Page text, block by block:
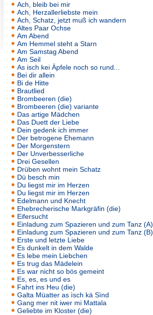
Ach, bleib bei mir
Ach, Herzallerliebste mein
Ach, Schatz, jetzt muß ich wandern
Altes Paar Ochse
Am Abend
Am Hemmel steht a Starn
Am Samstag Abend
Am Seil
As isch kei Äpfele noch so rund...
Bei dir allein
Bi de Hitte
Brautlied
Brombeeren (die)
Brombeeren (die) variante
Das artige Mädchen
Das Duett der Liebe
Dein gedenk ich immer
Der betrogene Ehemann
Der Morgenstern
Der Unverbesserliche
Drei Gesellen
Drüben wohnt mein Schatz
Dü besch min
Du liegst mir im Herzen
Du liegst mir im Herzen
Edelmann und Knecht
Ehebrecherische Markgräfin (die)
Eifersucht
Einladung zum Spazieren und zum Tanz (A)
Einladung zum Spazieren und zum Tanz (B)
Erste und letzte Liebe
Es dunkelt in dem Walde
Es lebe mein Liebchen
Es trug das Mädelein
Es war nicht so bös gemeint
Es, es, es und es
Fahrt ins Heu (die)
Galta Müatter as ìsch kä Sìnd
Gang mer nit iwer mi Mattala
Geliebte im Kloster (die)